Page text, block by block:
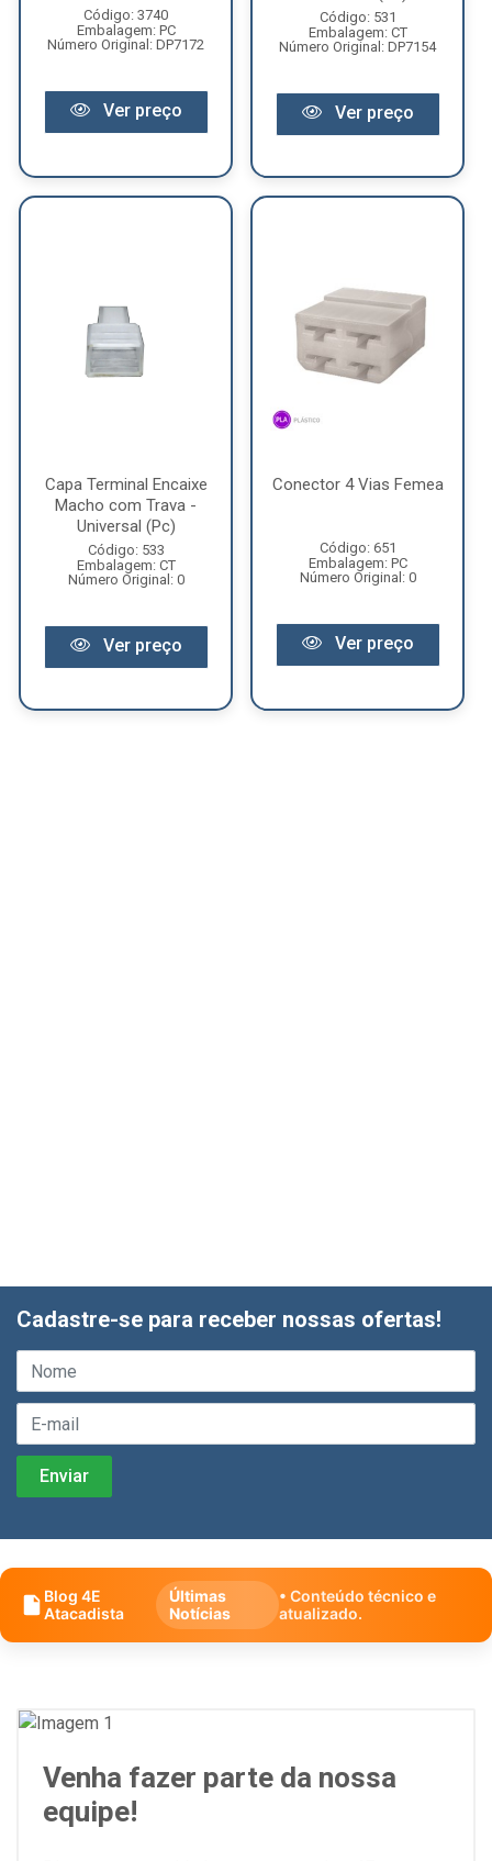
Código: 3740
Embalagem: PC
Número Original: DP7172
Ver preço
Código: 531
Embalagem: CT
Número Original: DP7154
Ver preço
Capa Terminal Encaixe
Macho com Trava -
Universal (Pc)
Código: 533
Embalagem: CT
Número Original: 0
Ver preço
Conector 4 Vias Femea
Código: 651
Embalagem: PC
Número Original: 0
Ver preço
Cadastre-se para receber nossas ofertas!
Blog 4E
Atacadista
Últimas
Notícias
• Conteúdo técnico e
atualizado.
Venha fazer parte da nossa
equipe!